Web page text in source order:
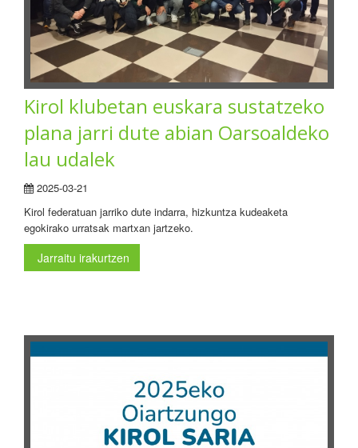
Kirol klubetan euskara sustatzeko
plana jarri dute abian Oarsoaldeko
lau udalek
2025-03-21
Kirol federatuan jarriko dute indarra, hizkuntza kudeaketa
egokirako urratsak martxan jartzeko.
Jarraitu irakurtzen